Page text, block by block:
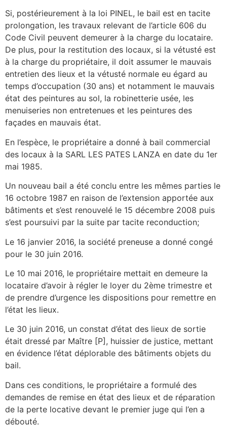
Si, postérieurement à la loi PINEL, le bail est en tacite
prolongation, les travaux relevant de l’article 606 du
Code Civil peuvent demeurer à la charge du locataire.
De plus, pour la restitution des locaux, si la vétusté est
à la charge du propriétaire, il doit assumer le mauvais
entretien des lieux et la vétusté normale eu égard au
temps d’occupation (30 ans) et notamment le mauvais
état des peintures au sol, la robinetterie usée, les
menuiseries non entretenues et les peintures des
façades en mauvais état.
En l’espèce, le propriétaire a donné à bail commercial
des locaux à la SARL LES PATES LANZA en date du 1er
mai 1985.
Un nouveau bail a été conclu entre les mêmes parties le
16 octobre 1987 en raison de l’extension apportée aux
bâtiments et s’est renouvelé le 15 décembre 2008 puis
s’est poursuivi par la suite par tacite reconduction;
Le 16 janvier 2016, la société preneuse a donné congé
pour le 30 juin 2016.
Le 10 mai 2016, le propriétaire mettait en demeure la
locataire d’avoir à régler le loyer du 2ème trimestre et
de prendre d’urgence les dispositions pour remettre en
l’état les lieux.
Le 30 juin 2016, un constat d’état des lieux de sortie
était dressé par Maître [P], huissier de justice, mettant
en évidence l’état déplorable des bâtiments objets du
bail.
Dans ces conditions, le propriétaire a formulé des
demandes de remise en état des lieux et de réparation
de la perte locative devant le premier juge qui l’en a
débouté.